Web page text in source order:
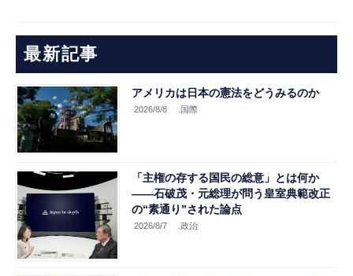
最新記事
アメリカは日本の憲法をどうみるのか
2026/8/8 .国際
「主権の存する国民の総意」とは何か
――石破茂・元総理が問う皇室典範改正
の“素通り”された論点
2026/8/7 .政治